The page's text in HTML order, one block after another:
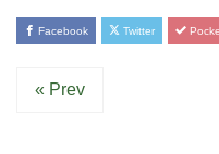
Facebook Twitter
« Prev